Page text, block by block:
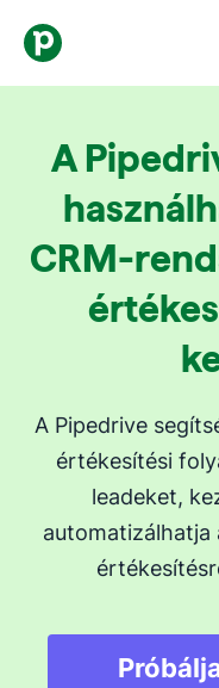
A
CRM-
A Pipedrive
értékesítési
leadeket,